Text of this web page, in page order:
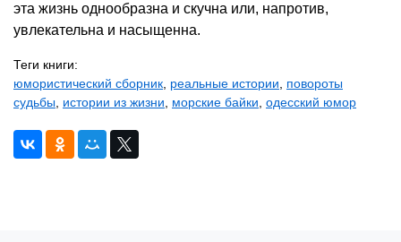
эта жизнь однообразна и скучна или, напротив,
увлекательна и насыщенна.
Теги книги:
юмористический сборник, реальные истории, повороты
судьбы, истории из жизни, морские байки, одесский юмор